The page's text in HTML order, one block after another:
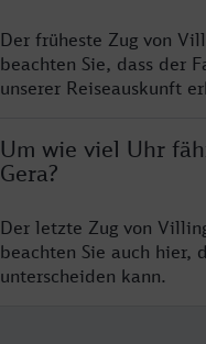
Der früheste Zug von
beachten Sie, dass der
unserer Reiseauskunft
Um wie viel Uhr
Gera?
Der letzte Zug von
beachten Sie auch hier,
unterscheiden kann.